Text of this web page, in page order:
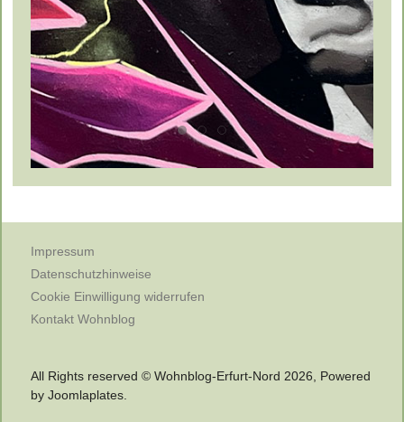
Impressum
Datenschutzhinweise
Cookie Einwilligung widerrufen
Kontakt Wohnblog
All Rights reserved © Wohnblog-Erfurt-Nord 2026, Powered
byJoomlaplates